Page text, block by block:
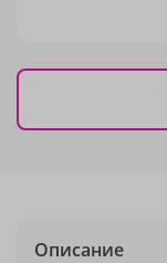
Описание